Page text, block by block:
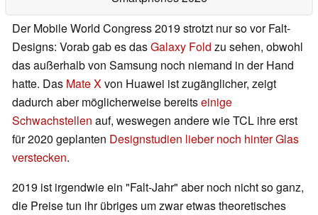
Der Mobile World Congress 2019 strotzt nur so vor Falt-
Designs: Vorab gab es dasGalaxy Fold zu sehen, obwohl
das außerhalb von Samsung noch niemand in der Hand
hatte. Das Mate Xvon Huawei ist zugänglicher, zeigt
dadurch aber möglicherweise bereitseinige
Schwachstellen auf, weswegen andere wie TCL ihre erst
für 2020 geplanten Designstudien lieber noch hinter Glas
verstecken.
2019 ist irgendwie ein "Falt-Jahr" aber noch nicht so ganz,
die Preise tun ihr übriges um zwar etwas theoretisches